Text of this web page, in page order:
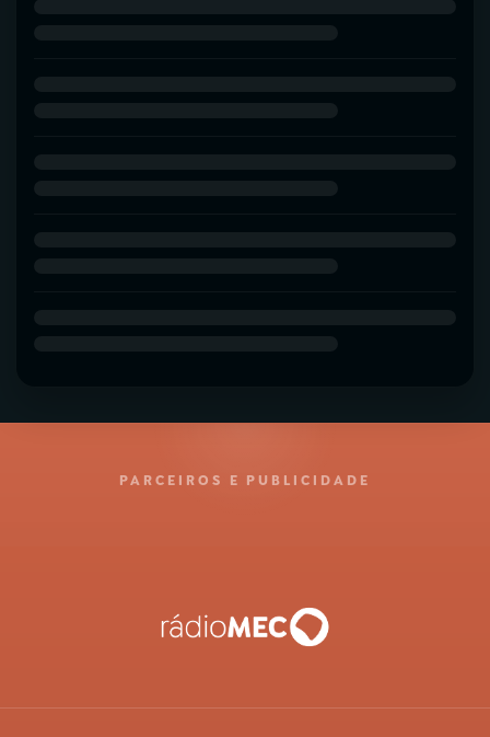
PARCEIROS E PUBLICIDADE